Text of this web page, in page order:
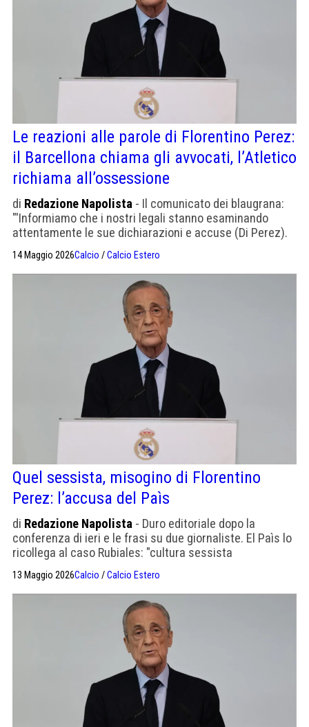
Le reazioni alle parole di Florentino Perez:
il Barcellona chiama gli avvocati, l’Atletico
richiama all’ossessione
di Redazione Napolista - Il comunicato dei blaugrana:
"'Informiamo che i nostri legali stanno esaminando
attentamente le sue dichiarazioni e accuse (Di Perez).
definizione di ossessione
14 Maggio 2026Calcio /Calcio Estero
Quel sessista, misogino di Florentino
Perez: l’accusa del Paìs
di Redazione Napolista - Duro editoriale dopo la
conferenza di ieri e le frasi su due giornaliste. El Paìs lo
ricollega al caso Rubiales: "cultura sessista
13 Maggio 2026Calcio /Calcio Estero